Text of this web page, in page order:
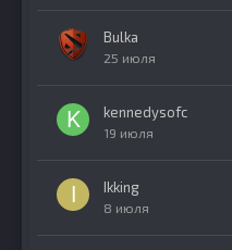
Bulka
25 июля
kennedysofc
19 июля
Ikking
8 июля